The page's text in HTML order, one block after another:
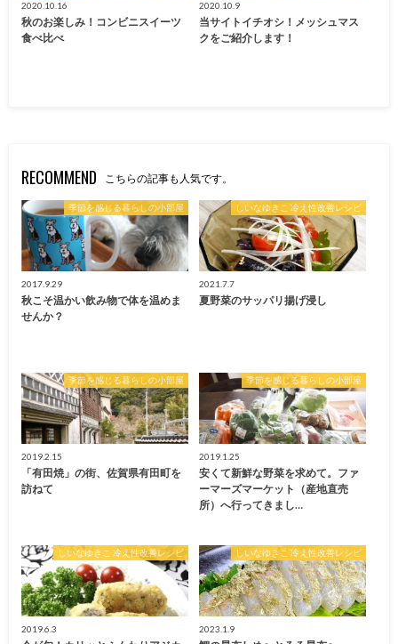
2020.10.16
秋のお楽しみ！コンビニスイーツ
食べ比べ
2020.10.9
当サイトイチオシ！メッシュマス
クをご紹介します！
RECOMMEND こちらの記事も人気です。
季節を感じる暮らしの小部屋
2017.9.29
秋こそ温かい飲み物で体を温めま
せんか？
しいなゆきこ 冷え性改善レシピ
2021.7.7
夏野菜のサッパリ揚げ浸し
季節を感じる暮らしの小部屋
2019.2.15
「有田焼」の街、佐賀県有田町を
訪ねて
季節を感じる暮らしの小部屋
2019.1.25
安くて新鮮な野菜を求めて。ファ
ーマーズマーケット（産地直売
所）へ行ってきまし…
しいなゆきこ 冷え性改善レシピ
2019.6.3
しいなゆきこ 冷え性改善レシピ
2023.1.9